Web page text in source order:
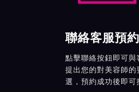
聯絡客服預約
點擊聯絡按鈕即可
提出您的對美容師
選，預約成功後即